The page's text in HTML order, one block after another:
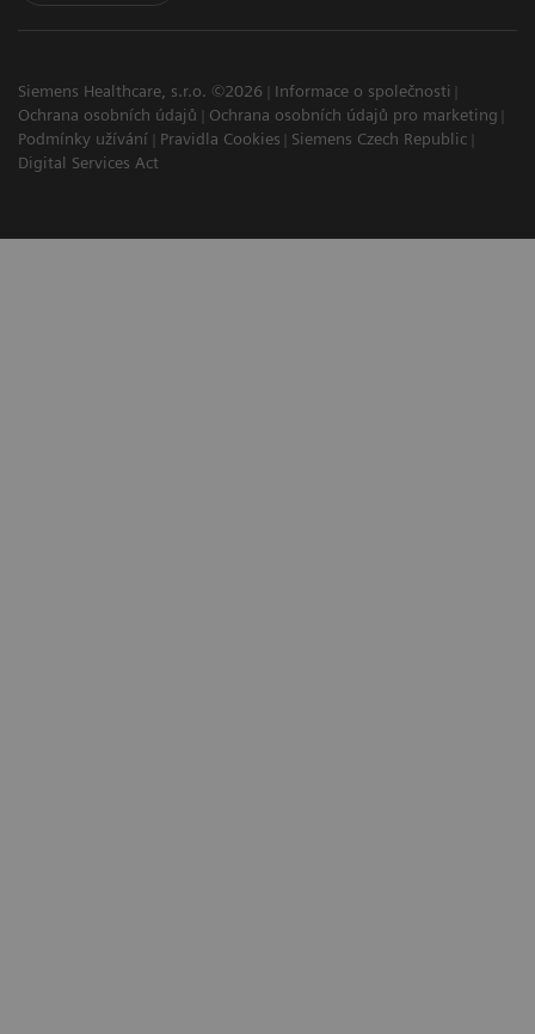
Siemens Healthcare, s.r.o. ©2026
Informace o společnosti
Ochrana osobních údajů
Ochrana osobních údajů pro marketing
Podmínky užívání
Pravidla Cookies
Siemens Czech Republic
Digital Services Act